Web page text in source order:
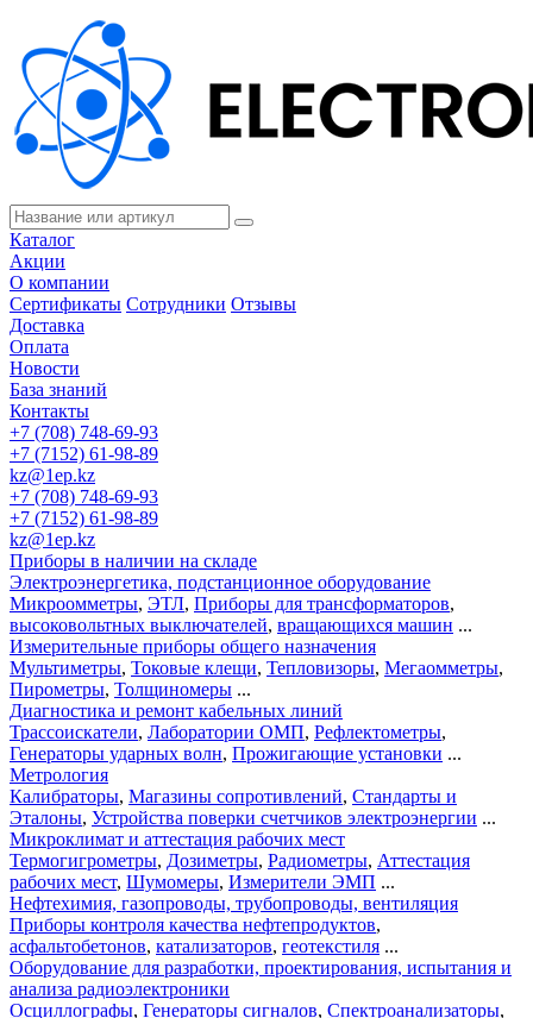
Каталог
Акции
О компании
Сертификаты Сотрудники Отзывы
Доставка
Оплата
Новости
База знаний
Контакты
+7 (708) 748-69-93
+7 (7152) 61-98-89
kz@1ep.kz
+7 (708) 748-69-93
+7 (7152) 61-98-89
kz@1ep.kz
Приборы в наличии на складе
Электроэнергетика, подстанционное оборудование
Микроомметры, ЭТЛ, Приборы для трансформаторов,
высоковольтных выключателей, вращающихся машин ...
Измерительные приборы общего назначения
Мультиметры, Токовые клещи, Тепловизоры, Мегаомметры,
Пирометры, Толщиномеры ...
Диагностика и ремонт кабельных линий
Трассоискатели, Лаборатории ОМП, Рефлектометры,
Генераторы ударных волн, Прожигающие установки ...
Метрология
Калибраторы, Магазины сопротивлений, Стандарты и
Эталоны, Устройства поверки счетчиков электроэнергии ...
Микроклимат и аттестация рабочих мест
Термогигрометры, Дозиметры, Радиометры, Аттестация
рабочих мест, Шумомеры, Измерители ЭМП ...
Нефтехимия, газопроводы, трубопроводы, вентиляция
Приборы контроля качества нефтепродуктов,
асфальтобетонов, катализаторов, геотекстиля ...
Оборудование для разработки, проектирования, испытания и
анализа радиоэлектроники
Осциллографы, Генераторы сигналов, Спектроанализаторы,